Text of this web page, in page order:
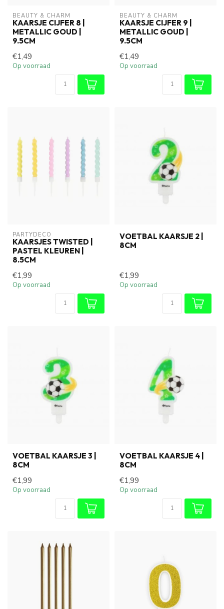
BEAUTY & CHARM
KAARSJE CIJFER 8 |
METALLIC GOUD |
9.5CM
€1,49
Op voorraad
BEAUTY & CHARM
KAARSJE CIJFER 9 |
METALLIC GOUD |
9.5CM
€1,49
Op voorraad
PARTYDECO
KAARSJES TWISTED |
PASTEL KLEUREN |
8.5CM
€1,99
Op voorraad
VOETBAL KAARSJE 2 |
8CM
€1,99
Op voorraad
VOETBAL KAARSJE 3 |
8CM
€1,99
Op voorraad
VOETBAL KAARSJE 4 |
8CM
€1,99
Op voorraad